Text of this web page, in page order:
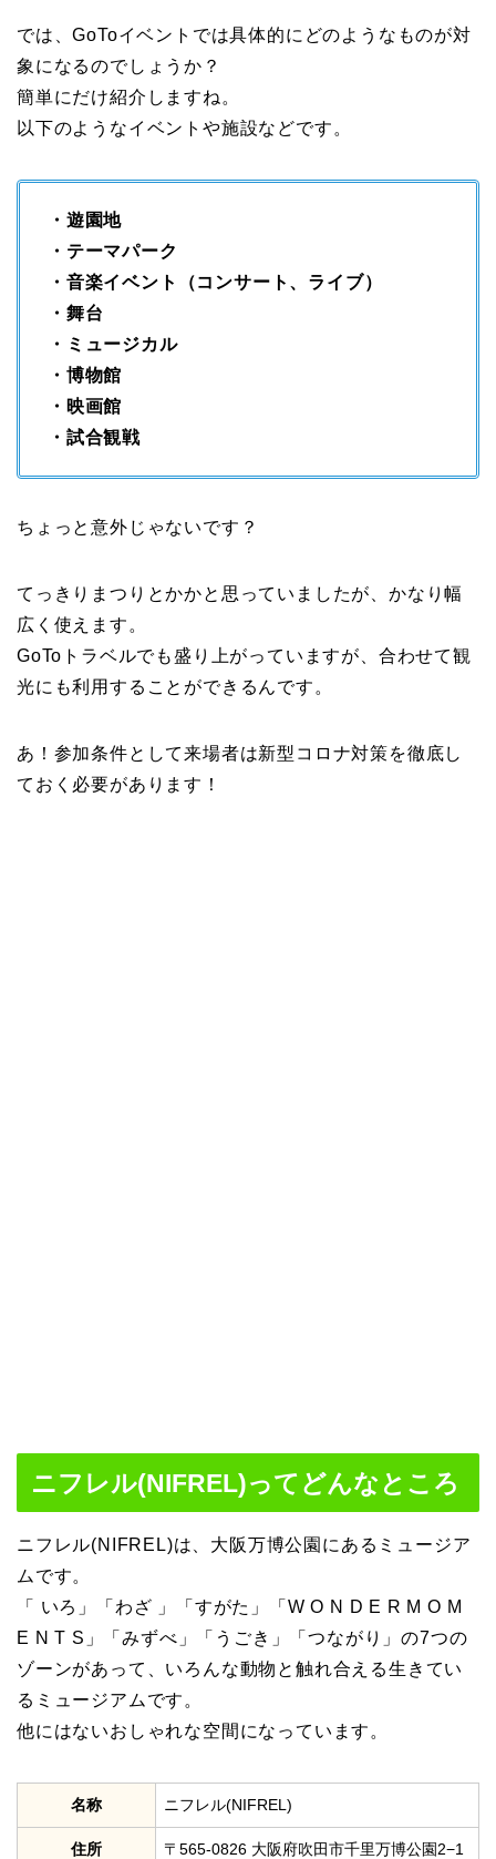
では、GoToイベントでは具体的にどのようなものが対
象になるのでしょうか？
簡単にだけ紹介しますね。
以下のようなイベントや施設などです。
・遊園地
・テーマパーク
・音楽イベント（コンサート、ライブ）
・舞台
・ミュージカル
・博物館
・映画館
・試合観戦
ちょっと意外じゃないです？
てっきりまつりとかかと思っていましたが、かなり幅
広く使えます。
GoToトラベルでも盛り上がっていますが、合わせて観
光にも利用することができるんです。
あ！参加条件として来場者は新型コロナ対策を徹底し
ておく必要があります！
ニフレル(NIFREL)ってどんなところ
ニフレル(NIFREL)は、大阪万博公園にあるミュージア
ムです。
「 いろ」「わざ 」「すがた」「W O N D E R M O M
E N T S」「みずべ」「うごき」「つながり」の7つの
ゾーンがあって、いろんな動物と触れ合える生きてい
るミュージアムです。
他にはないおしゃれな空間になっています。
名称 ニフレル(NIFREL)
住所 〒565-0826 大阪府吹田市千里万博公園2−1